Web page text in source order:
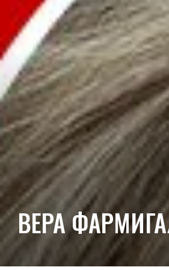
ВЕРА ФАРМИГА/